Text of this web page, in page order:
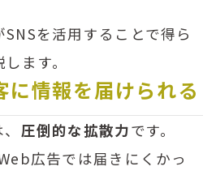
を活用することで得ら
ます。
情報を届けられる
圧倒的な拡散力です。
広告では届きにくかっ